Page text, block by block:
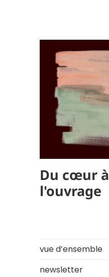
Du cœur à
l'ouvrage
vue d’ensemble
newsletter